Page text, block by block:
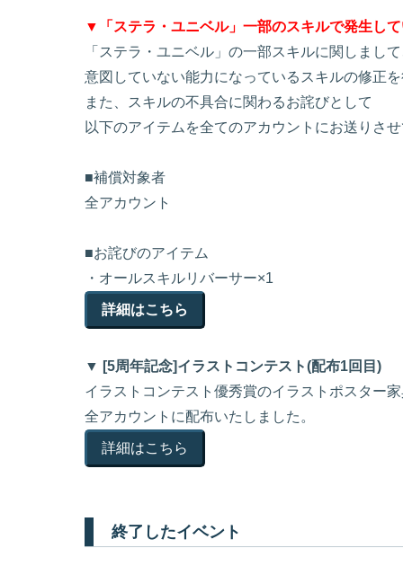
▼「ステラ・ユニベル」一部のスキルで発生し
「ステラ・ユニベル」の一部スキルに関しまし
意図していない能力になっているスキルの修正
また、スキルの不具合に関わるお詫びとして
以下のアイテムを全てのアカウントにお送りさ
■補償対象者
全アカウント
■お詫びのアイテム
・オールスキルリバーサー×1
詳細はこちら
▼ [5周年記念]イラストコンテスト(配布1回目)
イラストコンテスト優秀賞のイラストポスター
全アカウントに配布いたしました。
詳細はこちら
終了したイベント